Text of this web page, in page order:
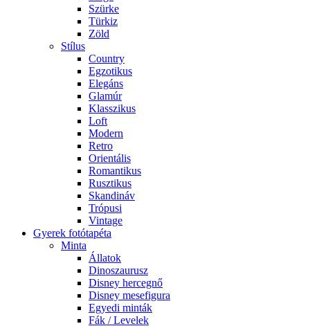
Szürke
Türkiz
Zöld
Stílus
Country
Egzotikus
Elegáns
Glamúr
Klasszikus
Loft
Modern
Retro
Orientális
Romantikus
Rusztikus
Skandináv
Trópusi
Vintage
Gyerek fotótapéta
Minta
Állatok
Dinoszaurusz
Disney hercegnő
Disney mesefigura
Egyedi minták
Fák / Levelek